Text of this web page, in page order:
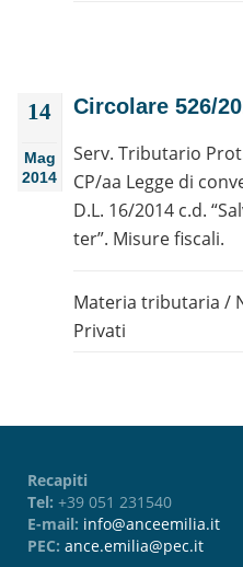
14
Mag
2014
Circolare 526/
Serv. Tributario
CP/aa Legge di
D.L. 16/2014 c.d.
ter”. Misure fiscali.
Materia tributaria /
Privati
Recapiti
Tel: +39 051 231540
E-mail: info@anceemilia.it
PEC: ance.emilia@pec.it